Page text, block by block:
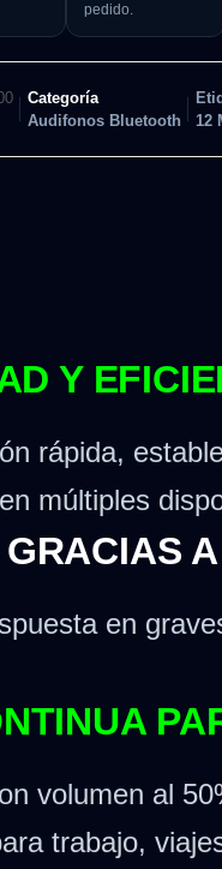
pedido.
Categoría
Audifonos Bluetooth
12
Y
rápida,
múltiples
en
volumen al
trabajo,